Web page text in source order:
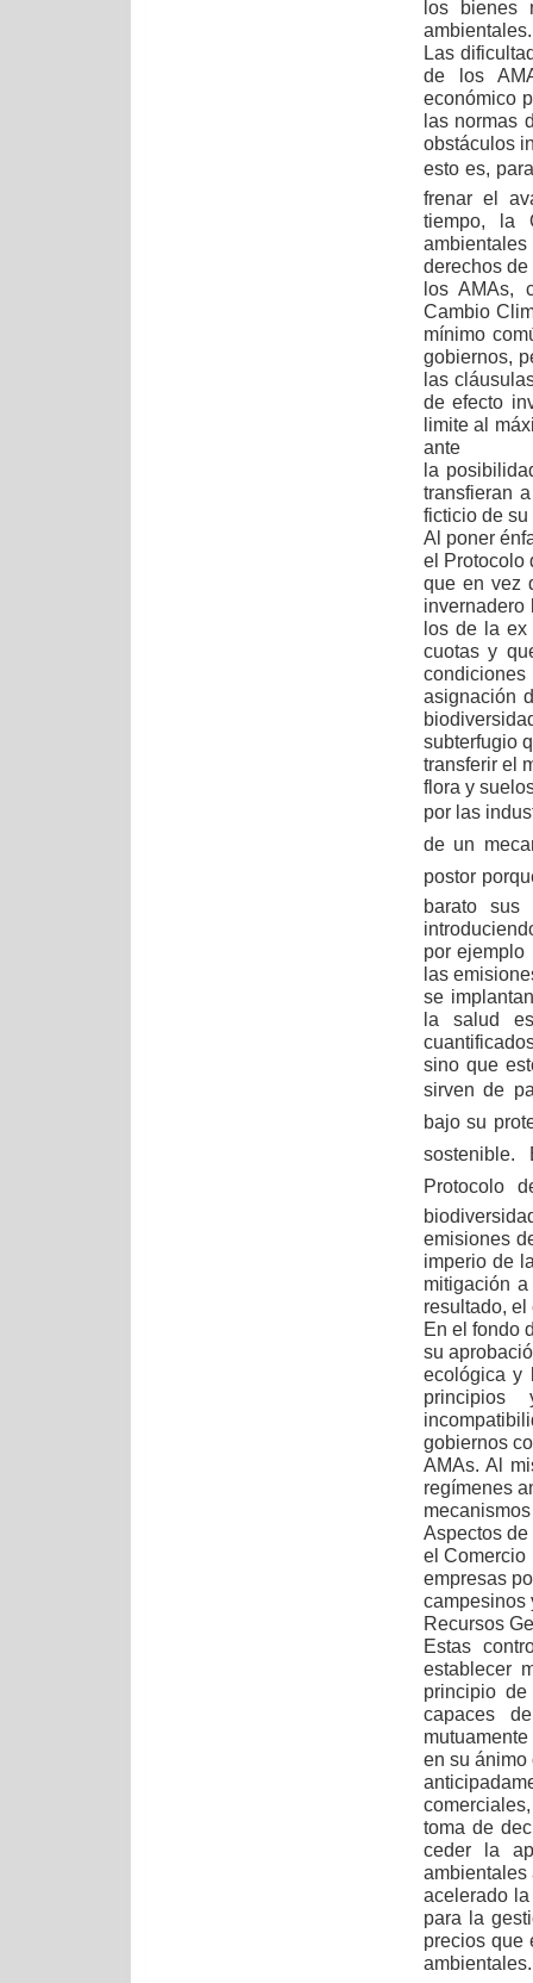
los bienes
ambientales.
Las
de los
económico
las normas
obstáculos
esto es,
frenar el
tiempo, la
derechos
los AMAs,
Cambio
mínimo
gobiernos,
las
de efecto
limite al
ante
la
transfieran
ficticio de
Al poner
el Protocolo
que en vez
los de la ex
cuotas y
asignación
subterfugio
transferir el
flora y
por las
de un
postor
barato sus
por ejemplo
las
se
la salud
sino que
sirven de
bajo su
Protocolo
emisiones
imperio de
mitigación
resultado,
En el fondo
su
ecológica y
gobiernos
AMAs. Al
regímenes
Aspectos
el Comercio
empresas
campesinos
Recursos
Estas
establecer
principio
capaces
en su ánimo
toma de
ceder la
ambientales
acelerado
para la
precios que
ambientales.